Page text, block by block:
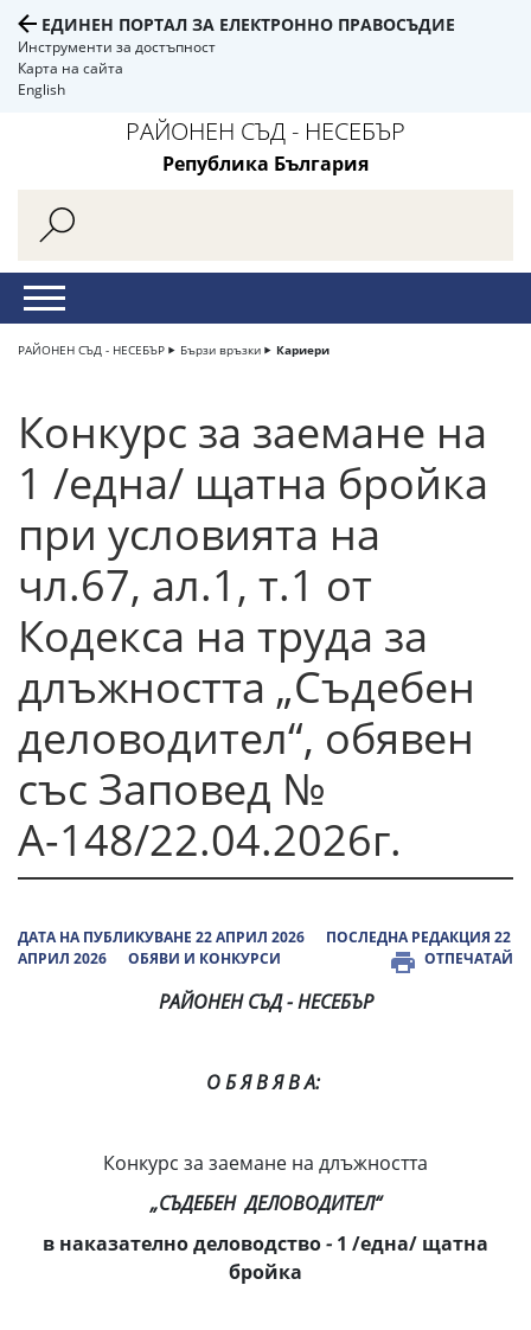
ЕДИНЕН ПОРТАЛ ЗА ЕЛЕКТРОННО ПРАВОСЪДИЕ
Инструменти за достъпност
Карта на сайта
English
РАЙОНЕН СЪД - НЕСЕБЪР
Република България
РАЙОНЕН СЪД - НЕСЕБЪР Бързи връзки Кариери
Конкурс за заемане на
1 /една/ щатна бройка
при условията на
чл.67, ал.1, т.1 от
Кодекса на труда за
длъжността „Съдебен
деловодител“, обявен
със Заповед №
А-148/22.04.2026г.
ДАТА НА ПУБЛИКУВАНЕ 22 АПРИЛ 2026
ПОСЛЕДНА РЕДАКЦИЯ 22
АПРИЛ 2026
ОБЯВИ И КОНКУРСИ ОТПЕЧАТАЙ
РАЙОНЕН СЪД - НЕСЕБЪР
О Б Я В Я В А:
Конкурс за заемане на длъжността
„СЪДЕБЕН ДЕЛОВОДИТЕЛ“
в наказателно деловодство- 1 /една/ щатна
бройка